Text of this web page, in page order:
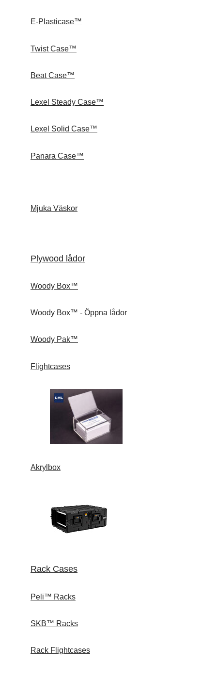
E-Plasticase™
Twist Case™
Beat Case™
Lexel Steady Case™
Lexel Solid Case™
Panara Case™
Mjuka Väskor
Plywood lådor
Woody Box™
Woody Box™ - Öppna lådor
Woody Pak™
Flightcases
Akrylbox
Rack Cases
Peli™ Racks
SKB™ Racks
Rack Flightcases